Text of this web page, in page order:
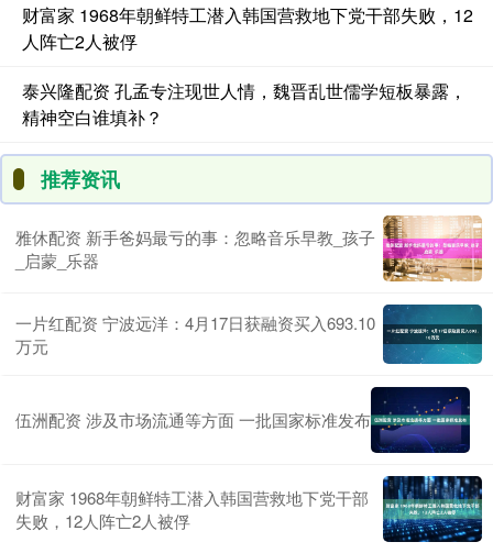
财富家 1968年朝鲜特工潜入韩国营救地下党干部失败，12
人阵亡2人被俘
泰兴隆配资 孔孟专注现世人情，魏晋乱世儒学短板暴露，
精神空白谁填补？
推荐资讯
雅休配资 新手爸妈最亏的事：忽略音乐早教_孩子
_启蒙_乐器
一片红配资 宁波远洋：4月17日获融资买入693.10
万元
伍洲配资 涉及市场流通等方面 一批国家标准发布
财富家 1968年朝鲜特工潜入韩国营救地下党干部
失败，12人阵亡2人被俘